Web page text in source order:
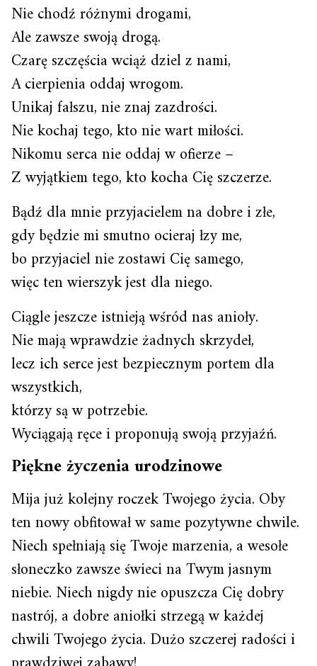
Nie chodź różnymi drogami,
Ale zawsze swoją drogą.
Czarę szczęścia wciąż dziel z nami,
A cierpienia oddaj wrogom.
Unikaj fałszu, nie znaj zazdrości.
Nie kochaj tego, kto nie wart miłości.
Nikomu serca nie oddaj w ofierze –
Z wyjątkiem tego, kto kocha Cię szczerze.
Bądź dla mnie przyjacielem na dobre i złe,
gdy będzie mi smutno ocieraj łzy me,
bo przyjaciel nie zostawi Cię samego,
więc ten wierszyk jest dla niego.
Ciągle jeszcze istnieją wśród nas anioły.
Nie mają wprawdzie żadnych skrzydeł,
lecz ich serce jest bezpiecznym portem dla
wszystkich,
którzy są w potrzebie.
Wyciągają ręce i proponują swoją przyjaźń.
Piękne życzenia urodzinowe
Mija już kolejny roczek Twojego życia. Oby
ten nowy obfitował w same pozytywne chwile.
Niech spełniają się Twoje marzenia, a wesołe
słoneczko zawsze świeci na Twym jasnym
niebie. Niech nigdy nie opuszcza Cię dobry
nastrój, a dobre aniołki strzegą w każdej
chwili Twojego życia. Dużo szczerej radości i